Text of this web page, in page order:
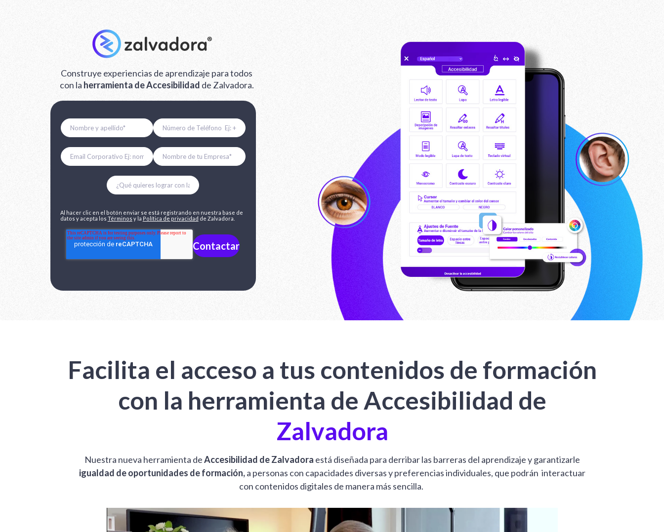
Construye experiencias de aprendizaje para todos
con la herramienta de Accesibilidad de Zalvadora.
Al hacer clic en el botón enviar se está registrando en nuestra base de
datos y acepta los Términos y la Política de privacidad de Zalvadora.
Facilita el acceso a tus contenidos de formación
con la herramienta de Accesibilidad de
Zalvadora
Nuestra nueva herramienta deAccesibilidad de Zalvadora está diseñada para derribar las barreras del aprendizaje y garantizarle
igualdad de oportunidades de formación,a personas con capacidades diversas y preferencias individuales, que podrán interactuar
con contenidos digitales de manera más sencilla.